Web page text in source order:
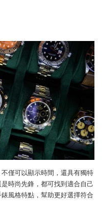
僅可以顯示時間，還具有獨特
時尚先鋒，都可找到適合自己
風格特點，幫助更好選擇符合